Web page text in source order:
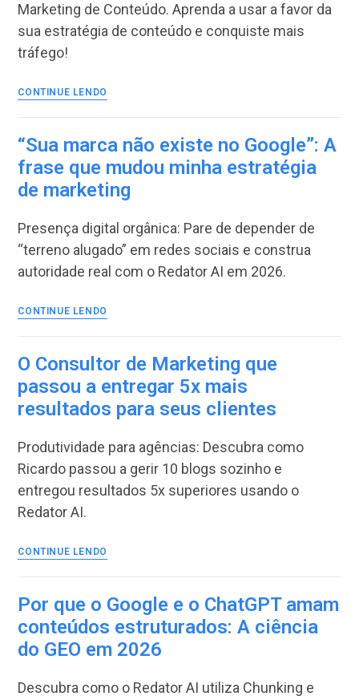
Marketing de Conteúdo. Aprenda a usar a favor da
sua estratégia de conteúdo e conquiste mais
tráfego!
CONTINUE LENDO
futuro
IA
está
transformando
Marketing
Conteúdo
“Sua marca não existe no Google”: A
frase que mudou minha estratégia
de marketing
Presença digital orgânica: Pare de depender de
“terreno alugado” em redes sociais e construa
autoridade real com o Redator AI em 2026.
CONTINUE LENDO
marca
existe
no
Google”:
A
frase
mudou
minha
estratégia
O Consultor de Marketing que
passou a entregar 5x mais
resultados para seus clientes
Produtividade para agências: Descubra como
Ricardo passou a gerir 10 blogs sozinho e
entregou resultados 5x superiores usando o
Redator AI.
CONTINUE LENDO
Consultor
Marketing
que
passou
a
Por que o Google e o ChatGPT amam
conteúdos estruturados: A ciência
do GEO em 2026
Descubra como o Redator AI utiliza Chunking e